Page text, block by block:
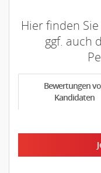
Hier finden
ggf. auch
Bewertungen
Kandidaten